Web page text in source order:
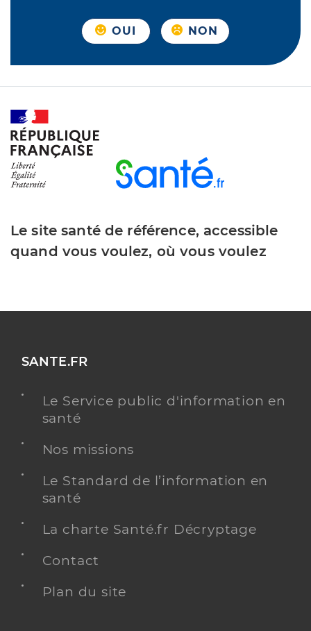
OUI NON
Le site santé de référence, accessible
quand vous voulez, où vous voulez
SANTE.FR
Le Service public d'information en
santé
Nos missions
Le Standard de l’information en
santé
La charte Santé.fr Décryptage
Contact
Plan du site